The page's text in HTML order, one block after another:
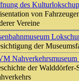
des
von
Vereine
der
der